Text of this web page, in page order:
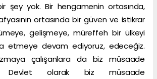
şey yok. Bir hengamenin ortasında,
ortasında bir güven ve istikrar
gelişmeye, müreffeh bir ülkeyi
etmeye devam ediyoruz, edeceğiz.
çalışanlara da biz müsaade
Devlet olarak biz müsaade